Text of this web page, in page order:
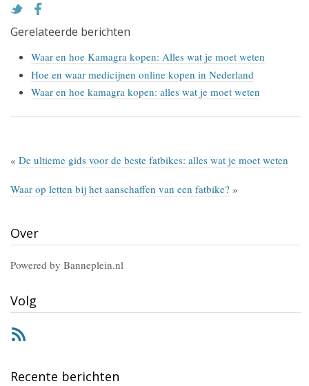
Gerelateerde berichten
Waar en hoe Kamagra kopen: Alles wat je moet weten
Hoe en waar medicijnen online kopen in Nederland
Waar en hoe kamagra kopen: alles wat je moet weten
« De ultieme gids voor de beste fatbikes: alles wat je moet weten
Waar op letten bij het aanschaffen van een fatbike? »
Over
Powered by Banneplein.nl
Volg
Recente berichten